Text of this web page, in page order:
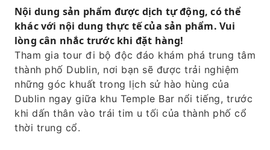
Nội dung sản phẩm được dịch tự động, có thể
khác với nội dung thực tế của sản phẩm. Vui
lòng cân nhắc trước khi đặt hàng!
Tham gia tour đi bộ độc đáo khám phá trung tâm
thành phố Dublin, nơi bạn sẽ được trải nghiệm
những góc khuất trong lịch sử hào hùng của
Dublin ngay giữa khu Temple Bar nổi tiếng, trước
khi dấn thân vào trái tim u tối của thành phố cổ
thời trung cổ.